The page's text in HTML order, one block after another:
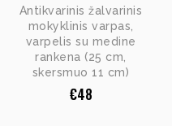
Antikvarinis žalvarinis
mokyklinis varpas,
varpelis su medine
rankena (25 cm,
skersmuo 11 cm)
€48